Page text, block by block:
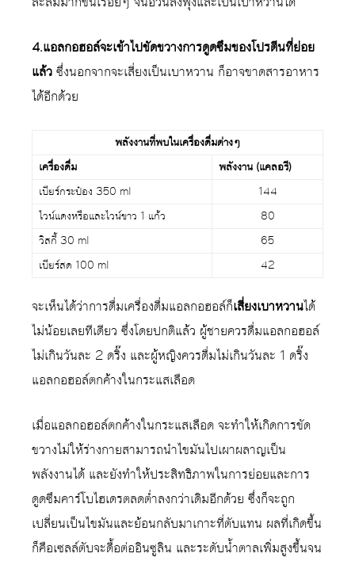
4.แอลกอฮอล์จะเข้าไปขัดขวางการดูดซึมของโปรตีนที่ย่อย
แล้วซึ่งนอกจากจะเสี่ยงเป็นเบาหวาน ก็อาจขาดสารอาหาร
ได้อีกด้วย
พลังงานที่พบในเครื่องดื่มต่างๆ
เครื่องดื่ม
พลังงาน (แคลอรี)
เบียร์กระป๋อง 350 ml
144
ไวน์แดงหรือและไวน์ขาว 1 แก้ว
80
วิสกี้ 30 ml
65
เบียร์สด 100 ml
42
จะเห็นได้ว่าการดื่มเครื่องดื่มแอลกอฮอล์ก็เสี่ยงเบาหวานได้
ไม่น้อยเลยทีเดียว ซึ่งโดยปกติแล้ว ผู้ชายควรดื่มแอลกอฮอล์
ไม่เกินวันละ 2 ดริ๊ง และผู้หญิงควรดื่มไม่เกินวันละ 1 ดริ๊ง
แอลกอฮอล์ตกค้างในกระแสเลือด
เมื่อแอลกอฮอล์ตกค้างในกระแสเลือด จะทำให้เกิดการขัด
ขวางไม่ให้ร่างกายสามารถนำไขมันไปเผาผลาญเป็น
พลังงานได้ และยังทำให้ประสิทธิภาพในการย่อยและการ
ดูดซึมคาร์โบไฮเดรตลดต่ำลงกว่าเดิมอีกด้วย ซึ่งก็จะถูก
เปลี่ยนเป็นไขมันและย้อนกลับมาเกาะที่ตับแทน ผลที่เกิดขึ้น
ก็คือเซลล์ตับจะดื้อต่ออินซูลิน และระดับน้ำตาลเพิ่มสูงขึ้นจน